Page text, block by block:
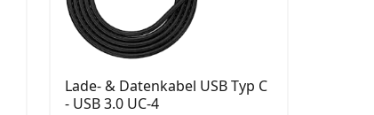
Lade- & Datenkabel USB Typ C
- USB 3.0 UC-4